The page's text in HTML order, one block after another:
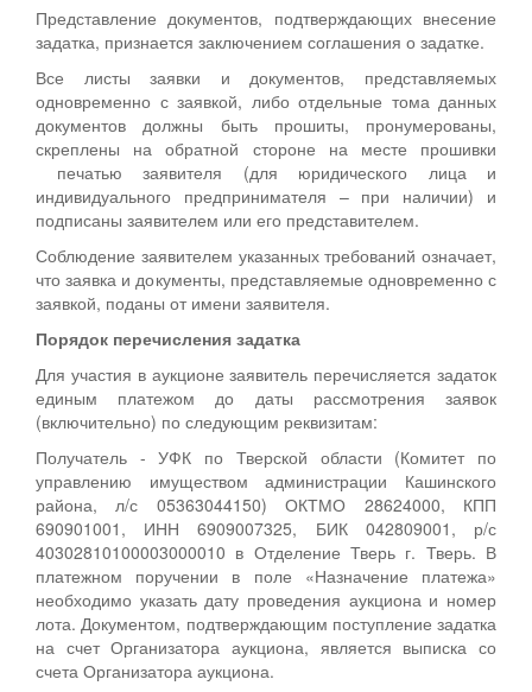
Представление документов, подтверждающих внесение
задатка, признается заключением соглашения о задатке.
Все листы заявки и документов, представляемых
одновременно с заявкой, либо отдельные тома данных
документов должны быть прошиты, пронумерованы,
скреплены на обратной стороне на месте прошивки
печатью заявителя (для юридического лица и
индивидуального предпринимателя – при наличии) и
подписаны заявителем или его представителем.
Соблюдение заявителем указанных требований означает,
что заявка и документы, представляемые одновременно с
заявкой, поданы от имени заявителя.
Порядок перечисления задатка
Для участия в аукционе заявитель перечисляется задаток
единым платежом до даты рассмотрения заявок
(включительно) по следующим реквизитам:
Получатель - УФК по Тверской области (Комитет по
управлению имуществом администрации Кашинского
района, л/с 05363044150) ОКТМО 28624000, КПП
690901001, ИНН 6909007325, БИК 042809001, р/с
40302810100003000010 в Отделение Тверь г. Тверь. В
платежном поручении в поле «Назначение платежа»
необходимо указать дату проведения аукциона и номер
лота. Документом, подтверждающим поступление задатка
на счет Организатора аукциона, является выписка со
счета Организатора аукциона.